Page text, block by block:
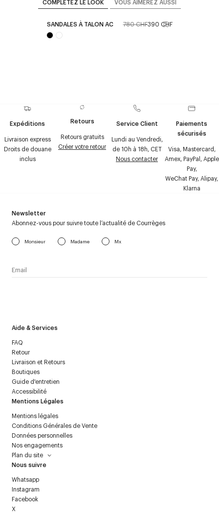
COMPLÉTEZ LE LOOK VOUS AIMEREZ AUSSI
SANDALES À TALON AC 780 CHF390 CHF
Expéditions
Livraison express
Droits de douane
inclus
Retours
Retours gratuits
Créer votre retour
Service Client
Lundi au Vendredi,
de 10h à 18h, CET
Nous contacter
Paiements
sécurisés
Visa, Mastercard,
Amex, PayPal, Apple
Pay,
WeChat Pay, Alipay,
Klarna
Aide & Services
FAQ
Retour
Livraison et Retours
Boutiques
Guide d'entretien
Accessibilité
Mentions Légales
Mentions légales
Conditions Générales de Vente
Données personnelles
Nos engagements
Plan du site
Nous suivre
Whatsapp
Instagram
Facebook
X
Newsletter
Abonnez-vous pour suivre toute l’actualité de Courrèges
Monsieur Madame Mx